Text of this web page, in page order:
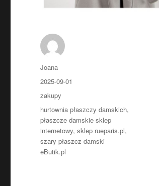
Autor
Joana
Opublikowano
2025-09-01
Kategorie
zakupy
Tagi
hurtownia płaszczy damskich,
płaszcze damskie sklep
internetowy,sklep rueparis.pl,
szary płaszcz damski
eButik.pl